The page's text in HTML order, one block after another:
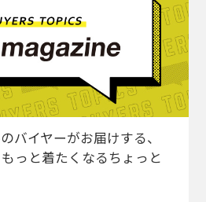
バイヤーがお届けする、
っと着たくなるちょっと